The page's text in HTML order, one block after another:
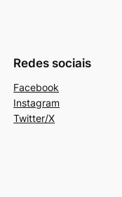
Redes sociais
Facebook
Instagram
Twitter/X